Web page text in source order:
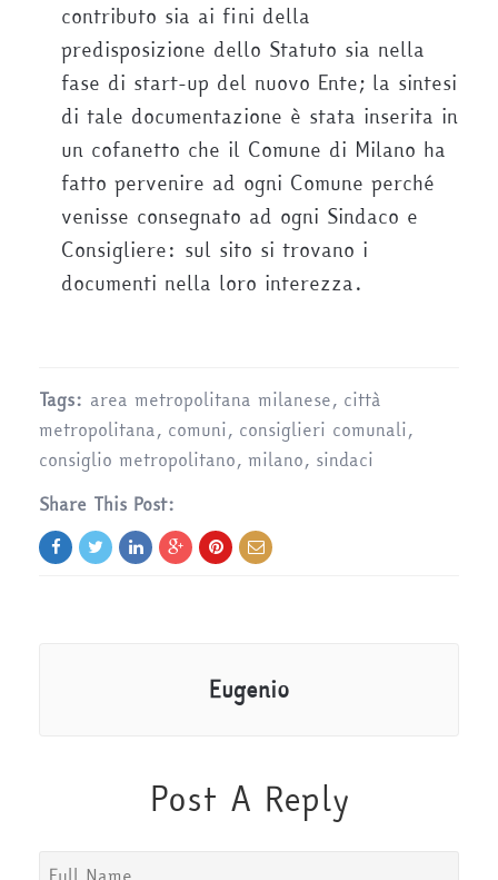
contributo sia ai fini della
predisposizione dello Statuto sia nella
fase di start-up del nuovo Ente; la sintesi
di tale documentazione è stata inserita in
un cofanetto che il Comune di Milano ha
fatto pervenire ad ogni Comune perché
venisse consegnato ad ogni Sindaco e
Consigliere: sul sito si trovano i
documenti nella loro interezza.
Tags: area metropolitana milanese, città
metropolitana, comuni, consiglieri comunali,
consiglio metropolitano, milano, sindaci
Share This Post:
Eugenio
Post A Reply